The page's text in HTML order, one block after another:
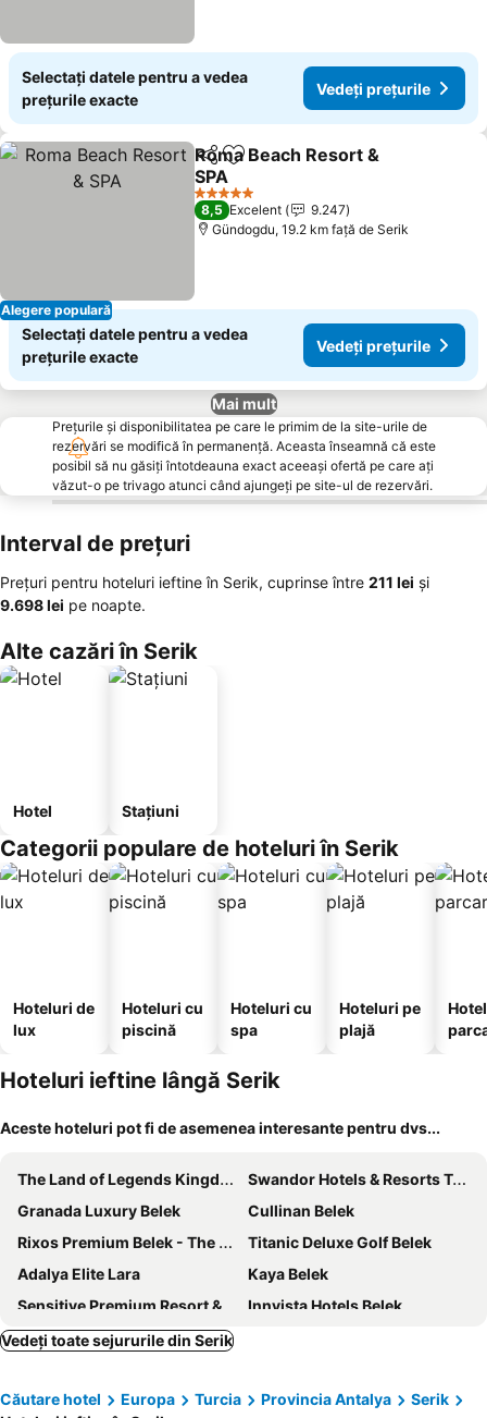
Selectați datele pentru a vedea
prețurile exacte
Vedeți prețurile
Alegere populară
DistribuițiAdăugaţi la favorite
Roma Beach Resort &
SPA
5 Stele
8,5 Excelent
9.247
Gündogdu, 19.2 km faţă de Serik
Selectați datele pentru a vedea
prețurile exacte
Vedeți prețurile
Mai mult
Prețurile și disponibilitatea pe care le primim de la site-urile de
rezervări se modifică în permanență. Aceasta înseamnă că este
posibil să nu găsiți întotdeauna exact aceeași ofertă pe care ați
văzut-o pe trivago atunci când ajungeți pe site-ul de rezervări.
Interval de prețuri
Prețuri pentru hoteluri ieftine în Serik, cuprinse între ‎211 lei și
‎9.698 lei pe noapte.
Alte cazări în Serik
Hotel Stațiuni
Categorii populare de hoteluri în Serik
Hoteluri de
lux
Hoteluri cu
piscină
Hoteluri cu
spa
Hoteluri pe
plajă
Hoteluri ieftine lângă Serik
Aceste hoteluri pot fi de asemenea interesante pentru dvs...
The Land of Legends Kingdom
Swandor Hotels & Resorts Topkapi Palace
Granada Luxury Belek
Cullinan Belek
Rixos Premium Belek - The Land of Legends Access
Titanic Deluxe Golf Belek
Adalya Elite Lara
Kaya Belek
Sensitive Premium Resort & Spa
Innvista Hotels Belek
Side Crown Serenity Ultra All Inclusive
Selectum Luxury Resort Belek Aska Lara Resort & Spa
Vedeți toate sejururile din Serik
Căutare hotel Europa Turcia Provincia Antalya
Serik